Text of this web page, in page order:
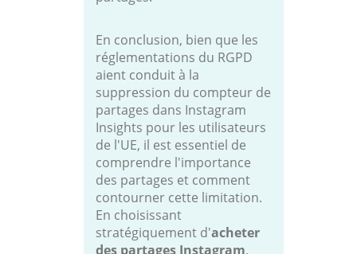
En conclusion, bien que les
réglementations du RGPD
aient conduit à la
suppression du compteur de
partages dans Instagram
Insights pour les utilisateurs
de l'UE, il est essentiel de
comprendre l'importance
des partages et comment
contourner cette limitation.
En choisissant
stratégiquement d'acheter
des partages Instagram,